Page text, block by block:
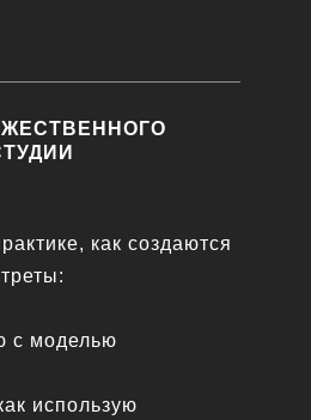
как создаются
с моделью
использую